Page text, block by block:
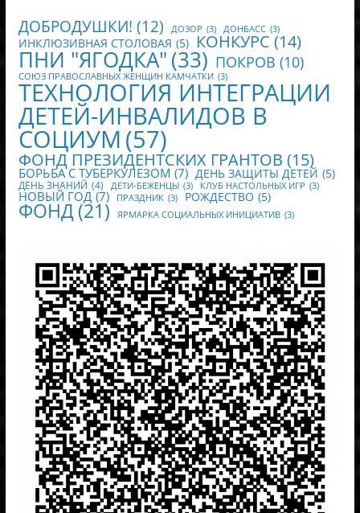
ДОБРОДУШКИ! (12) ДОЗОР (3) ДОНБАСС (3)
ИНКЛЮЗИВНАЯ СТОЛОВАЯ (5) КОНКУРС (14)
ПНИ "ЯГОДКА" (33) ПОКРОВ (10)
СОЮЗ ПРАВОСЛАВНЫХ ЖЕНЩИН КАМЧАТКИ (3)
ТЕХНОЛОГИЯ ИНТЕГРАЦИИ
ДЕТЕЙ-ИНВАЛИДОВ В
СОЦИУМ (57)
ФОНД ПРЕЗИДЕНТСКИХ ГРАНТОВ (15)
БОРЬБА С ТУБЕРКУЛЕЗОМ (7) ДЕНЬ ЗАЩИТЫ ДЕТЕЙ (5)
ДЕНЬ ЗНАНИЙ (4) ДЕТИ-БЕЖЕНЦЫ (3) КЛУБ НАСТОЛЬНЫХ ИГР (3)
НОВЫЙ ГОД (7) ПРАЗДНИК (3) РОЖДЕСТВО (5)
ФОНД (21) ЯРМАРКА СОЦИАЛЬНЫХ ИНИЦИАТИВ (3)